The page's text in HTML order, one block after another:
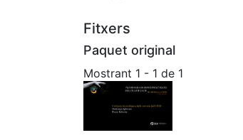
Fitxers
Paquet original
Mostrant 1 - 1 de 1